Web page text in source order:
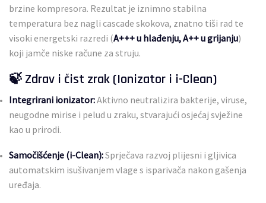
brzine kompresora. Rezultat je iznimno stabilna
temperatura bez nagli cascade skokova, znatno tiši rad te
visoki energetski razredi (A+++ u hlađenju, A++ u grijanju)
koji jamče niske račune za struju.
🍃 Zdrav i čist zrak (Ionizator i i-Clean)
Integrirani ionizator:Aktivno neutralizira bakterije, viruse,
neugodne mirise i pelud u zraku, stvarajući osjećaj svježine
kao u prirodi.
Samočišćenje (i-Clean):Sprječava razvoj plijesni i gljivica
automatskim isušivanjem vlage s isparivača nakon gašenja
uređaja.